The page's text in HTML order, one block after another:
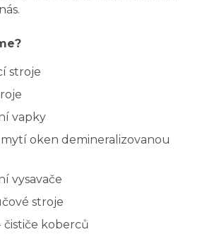
stroje
vapky
oken demineralizovanou
vysavače
stroje
koberců